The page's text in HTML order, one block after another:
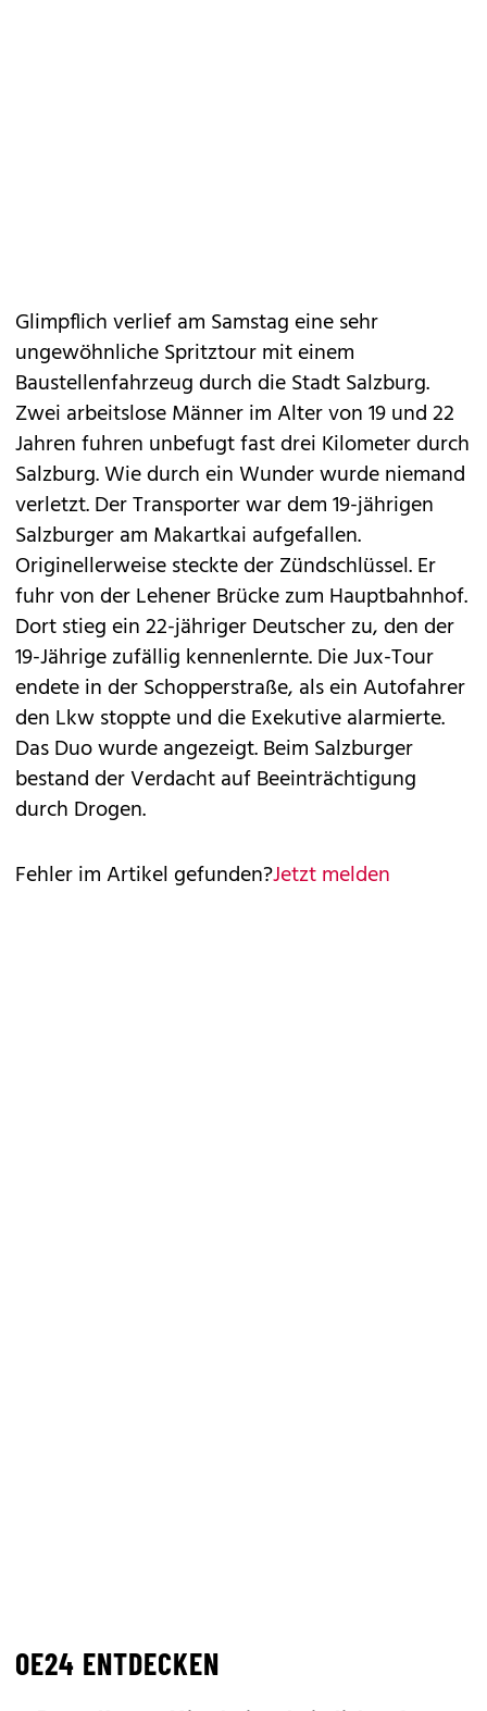
Glimpflich verlief am Samstag eine sehr
ungewöhnliche Spritztour mit einem
Baustellenfahrzeug durch die Stadt Salzburg.
Zwei arbeitslose Männer im Alter von 19 und 22
Jahren fuhren unbefugt fast drei Kilometer durch
Salzburg. Wie durch ein Wunder wurde niemand
verletzt. Der Transporter war dem 19-jährigen
Salzburger am Makartkai aufgefallen.
Originellerweise steckte der Zündschlüssel. Er
fuhr von der Lehener Brücke zum Hauptbahnhof.
Dort stieg ein 22-jähriger Deutscher zu, den der
19-Jährige zufällig kennenlernte. Die Jux-Tour
endete in der Schopperstraße, als ein Autofahrer
den Lkw stoppte und die Exekutive alarmierte.
Das Duo wurde angezeigt. Beim Salzburger
bestand der Verdacht auf Beeinträchtigung
durch Drogen.
Fehler im Artikel gefunden?Jetzt melden
OE24 ENTDECKEN